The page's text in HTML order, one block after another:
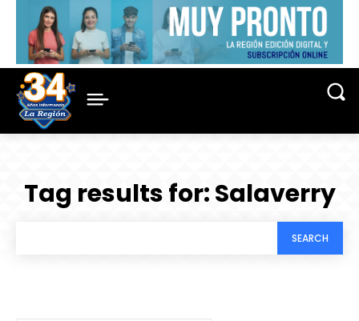
Tag results for:Salaverry
SEARCH